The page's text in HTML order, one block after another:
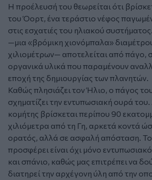
Η προέλευσή του θεωρείται ότι
του Όορτ, ένα τεράστιο νέφος
στις εσχατιές του ηλιακού
—μια «βρόμικη χιονόμπαλα»
χιλιομέτρων— αποτελείται από πάγο,
οργανικά υλικά που παραμένουν
εποχή της δημιουργίας των πλανητών.
Καθώς πλησιάζει τον Ήλιο, ο πάγος του
σχηματίζει την εντυπωσιακή ουρά
κομήτης βρίσκεται περίπου 90
χιλιόμετρα από τη Γη, αρκετά κοντά
ορατός, αλλά σε ασφαλή απόσταση.
προσφέρει είναι όχι μόνο
και σπάνιο, καθώς μας επιτρέπει να
διατηρεί την αρχέγονη ύλη από την